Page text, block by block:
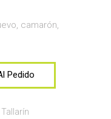
camarón,
Pedido
Tallarín